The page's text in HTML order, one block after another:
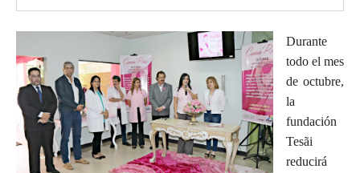
Durante
todo el mes
de octubre,
la
fundación
Tesãi
reducirá